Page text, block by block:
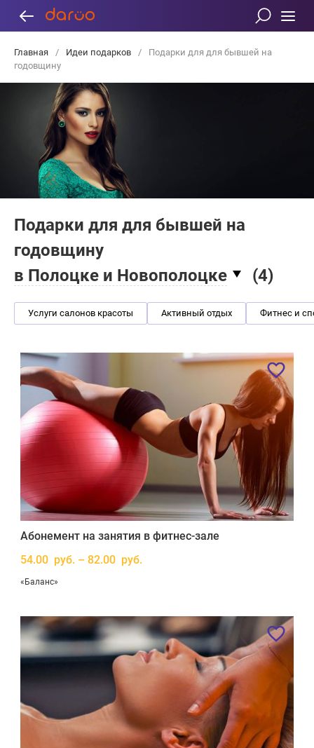
Главная / Идеи подарков /
Подарки для для бывшей на
годовщину
Подарки для для бывшей на
годовщину
в Полоцке и Новополоцке
(4)
Услуги салонов красоты Активный отдых Фитнес и
Абонемент на занятия в фитнес-зале
54.00 руб. – 82.00 руб.
«Баланс»